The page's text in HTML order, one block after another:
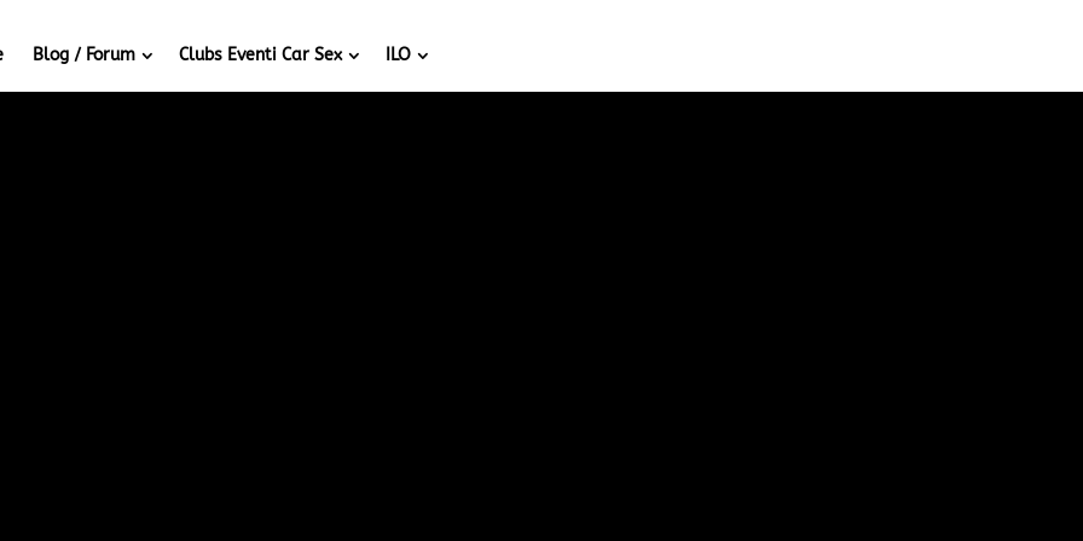
Blog / Forum Clubs Eventi Car Sex ILO